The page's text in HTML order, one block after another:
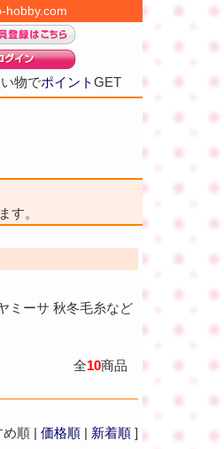
hobby.com
物でポイントGET
す。
ミーサ 秋冬毛糸など
全10商品
順 | 価格順 | 新着順 ]